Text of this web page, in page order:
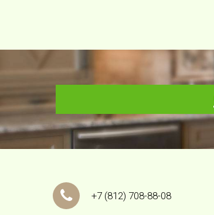
+7 (812) 708-88-08